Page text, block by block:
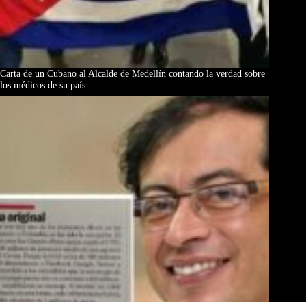
Carta de un Cubano al Alcalde de Medellín contando la verdad sobre
los médicos de su país